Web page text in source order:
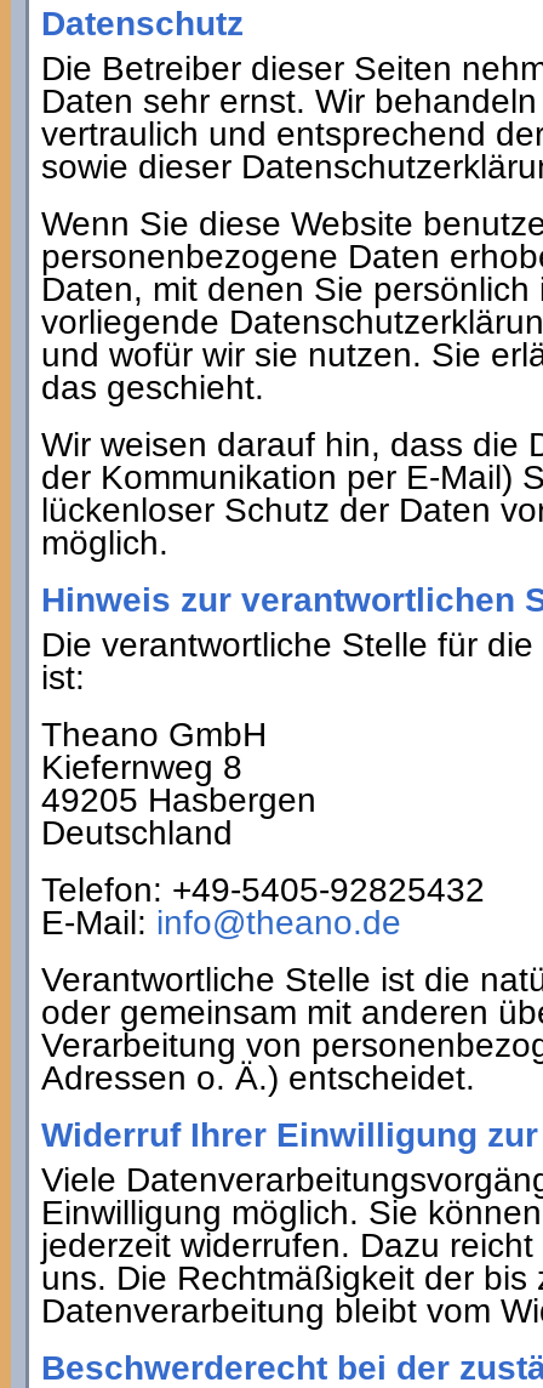
Datenschutz
Die Betreiber dieser Seiten
Daten sehr ernst. Wir
vertraulich und entsprechend
sowie dieser
Wenn Sie diese Website
personenbezogene Daten
Daten, mit denen Sie
vorliegende
und wofür wir sie nutzen. Sie
das geschieht.
Wir weisen darauf hin, dass die
der Kommunikation per E-Mail)
lückenloser Schutz der Daten
möglich.
Hinweis zur verantwortlichen
Die verantwortliche Stelle für
ist:
Theano GmbH
Kiefernweg 8
49205 Hasbergen
Deutschland
Telefon: +49-5405-92825432
E-Mail: info@theano.de
Verantwortliche Stelle ist die
oder gemeinsam mit anderen
Verarbeitung von
Adressen o. Ä.) entscheidet.
Widerruf Ihrer Einwilligung
Viele
Einwilligung möglich. Sie
jederzeit widerrufen. Dazu
uns. Die Rechtmäßigkeit der bis
Datenverarbeitung bleibt vom
Beschwerderecht bei der